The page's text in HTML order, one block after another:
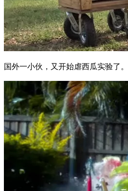
国外一小伙，又开始虐西瓜实验了。